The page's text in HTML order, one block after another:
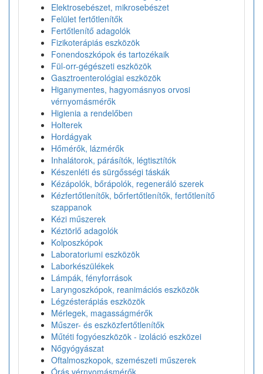
Elektrosebészet, mikrosebészet
Felület fertőtlenítők
Fertőtlenítő adagolók
Fizikoterápiás eszközök
Fonendoszkópok és tartozékaik
Fül-orr-gégészeti eszközök
Gasztroenterológiai eszközök
Higanymentes, hagyomásnyos orvosi
vérnyomásmérők
Higienia a rendelőben
Holterek
Hordágyak
Hőmérők, lázmérők
Inhalátorok, párásítók, légtisztítók
Készenléti és sürgősségi táskák
Kézápolók, bőrápolók, regeneráló szerek
Kézfertőtlenítők, bőrfertőtlenítők, fertőtlenítő
szappanok
Kézi műszerek
Kéztörlő adagolók
Kolposzkópok
Laboratoriumi eszközök
Laborkészülékek
Lámpák, fényforrások
Laryngoszkópok, reanimációs eszközök
Légzésterápiás eszközök
Mérlegek, magasságmérők
Műszer- és eszközfertőtlenítők
Műtéti fogyóeszközök - izoláció eszközei
Nőgyógyászat
Oftalmoszkopok, szemészeti műszerek
Órás vérnyomásmérők